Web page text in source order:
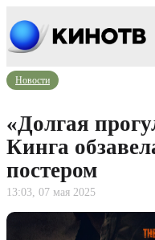
Новости
«Долгая
Кинга
постером
13:03, 07 мая 2025